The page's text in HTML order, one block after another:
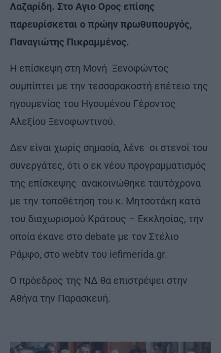
Λαζαρίδη. Στο Αγιο Ορος επίσης
παρευρίσκεται ο πρώην πρωθυπουργός,
Παναγιώτης Πικραμμένος.
Η επίσκεψη στη Μονή Ξενοφώντος
συμπίπτει με την τεσσαρακοστή επέτειο της
ηγουμενίας του Ηγουμένου Γέροντος
Αλεξίου Ξενοφωντινού.
Δεν είναι χωρίς σημασία, λένε οι στενοί του
συνεργάτες, ότι ο εκ νέου προγραμματισμός
της επίσκεψης ανακοινώθηκε ταυτόχρονα
με την τοποθέτηση του κ. Μητσοτάκη κατά
του διαχωρισμού Κράτους – Εκκλησίας, την
οποία έκανε στο debate με τον Στέλιο
Ράμφο, στο webtv του iefimerida.gr.
Ο πρόεδρος της ΝΔ θα επιστρέψει στην
Αθήνα την Παρασκευή.